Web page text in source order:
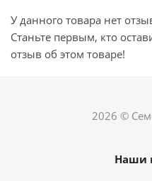
У данного товара нет
Станьте первым, кто
отзыв об этом товаре!
2026 ©
Наши